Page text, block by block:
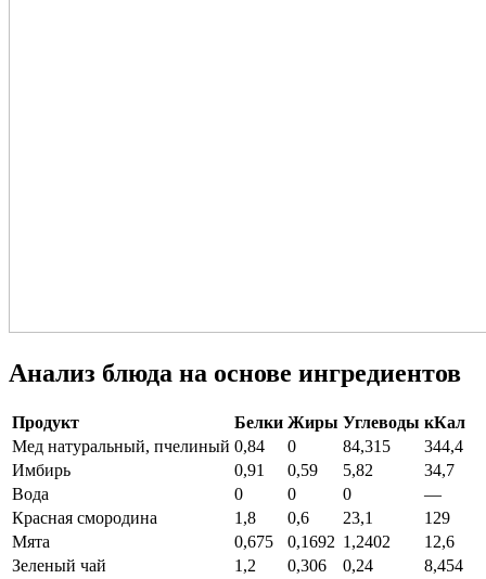
Анализ блюда на основе ингредиентов
Продукт Белки Жиры Углеводы кКал
Мед натуральный, пчелиный 0,84 0 84,315
344,4
Имбирь
0,91 0,59 5,82
34,7
Вода
0 0 0
—
Красная смородина
1,8 0,6 23,1
129
Мята
0,675 0,1692 1,2402
12,6
Зеленый чай
1,2 0,306 0,24
8,454